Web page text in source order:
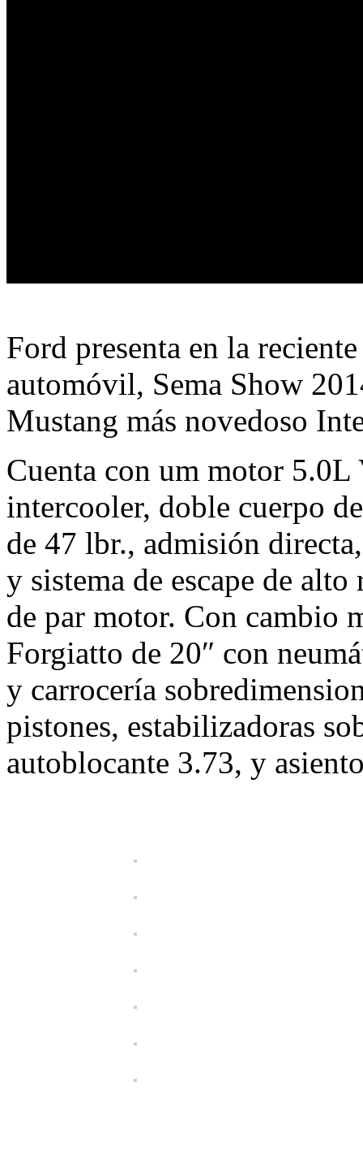
Ford presenta en la
automóvil, Sema Show
Mustang más novedoso
Cuenta con um motor
intercooler, doble cuerpo
de 47 lbr., admisión
y sistema de escape de
de par motor. Con cambio
Forgiatto de 20″ con
y carrocería
pistones, estabilizadoras
autoblocante 3.73, y